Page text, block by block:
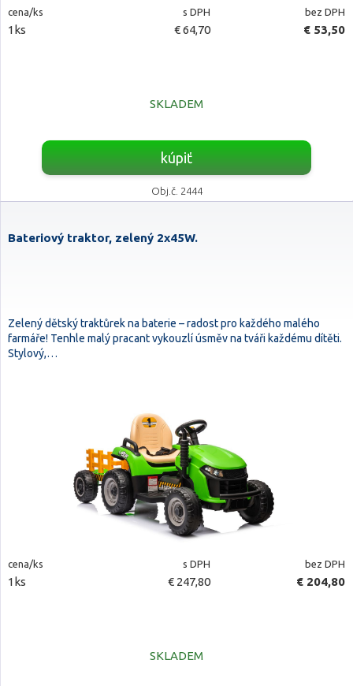
cena/ks s DPH bez DPH
1ks € 64,70 € 53,50
SKLADEM
kúpiť
Obj.č. 2444
Bateriový traktor, zelený 2x45W.
Zelený dětský traktůrek na baterie – radost pro každého malého
farmáře! Tenhle malý pracant vykouzlí úsměv na tváři každému dítěti.
Stylový,…
cena/ks s DPH bez DPH
1ks € 247,80 € 204,80
SKLADEM